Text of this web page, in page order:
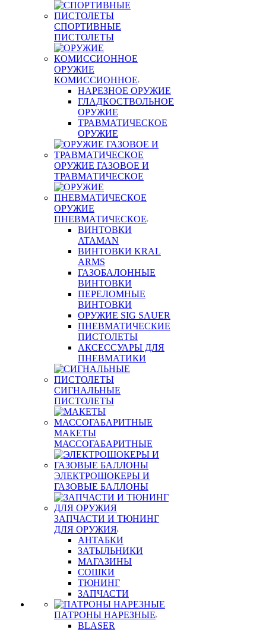
СПОРТИВНЫЕ
ПИСТОЛЕТЫ
ОРУЖИЕ
КОМИССИОННОЕ
НАРЕЗНОЕ ОРУЖИЕ
ГЛАДКОСТВОЛЬНОЕ
ОРУЖИЕ
ТРАВМАТИЧЕСКОЕ
ОРУЖИЕ
ОРУЖИЕ ГАЗОВОЕ И
ТРАВМАТИЧЕСКОЕ
ОРУЖИЕ
ПНЕВМАТИЧЕСКОЕ
ВИНТОВКИ
ATAMAN
ВИНТОВКИ KRAL
ARMS
ГАЗОБАЛОННЫЕ
ВИНТОВКИ
ПЕРЕЛОМНЫЕ
ВИНТОВКИ
ОРУЖИЕ SIG SAUER
ПНЕВМАТИЧЕСКИЕ
ПИСТОЛЕТЫ
АКСЕССУАРЫ ДЛЯ
ПНЕВМАТИКИ
СИГНАЛЬНЫЕ
ПИСТОЛЕТЫ
МАКЕТЫ
МАССОГАБАРИТНЫЕ
ЭЛЕКТРОШОКЕРЫ И
ГАЗОВЫЕ БАЛЛОНЫ
ЗАПЧАСТИ И ТЮНИНГ
ДЛЯ ОРУЖИЯ
АНТАБКИ
ЗАТЫЛЬНИКИ
МАГАЗИНЫ
СОШКИ
ТЮНИНГ
ЗАПЧАСТИ
ПАТРОНЫ НАРЕЗНЫЕ
BLASER